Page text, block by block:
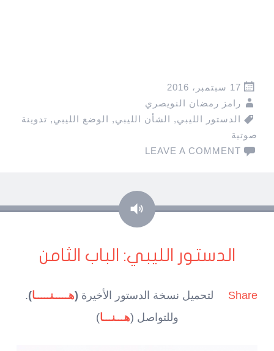
17 سبتمبر، 2016
رامز رمضان النويصري
الدستور الليبي, الشأن الليبي, الوضع الليبي, تدوينة
صوتية
LEAVE A COMMENT
صوت
الدستور الليبي: الباب الثامن
Share لتحميل نسخة الدستور الأخيرة (هـــــنـــــا)
.
وللتواصل (هـــنـــا)